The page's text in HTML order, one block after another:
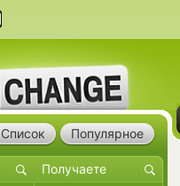
Список Популярное